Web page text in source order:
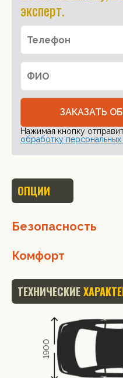
эксперт.
ЗАКАЗАТЬ
Нажимая кнопку
обработку персональных
ОПЦИИ
Безопасность
Комфорт
ТЕХНИЧЕСКИЕ
1900